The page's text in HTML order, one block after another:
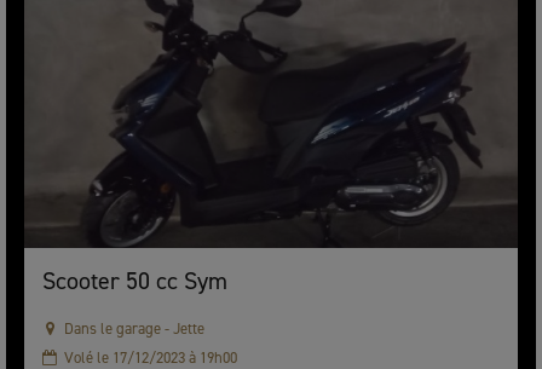
Scooter 50 cc Sym
Dans le garage - Jette
Volé le 17/12/2023 à 19h00